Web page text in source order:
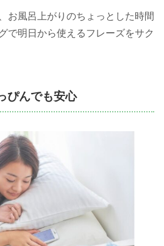
お風呂上がりのちょっとした時間
で明日から使えるフレーズをサク
ぴんでも安心